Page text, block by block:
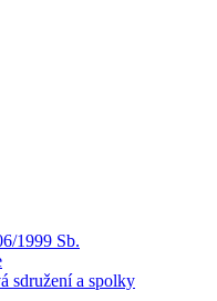
1999 Sb.
sdružení a spolky